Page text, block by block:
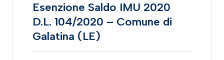
Esenzione Saldo IMU 2020
D.L. 104/2020 – Comune di
Galatina (LE)